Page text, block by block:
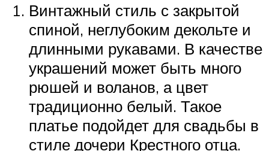
Винтажный стиль с закрытой
спиной, неглубоким декольте и
длинными рукавами. В качестве
украшений может быть много
рюшей и воланов, а цвет
традиционно белый. Такое
платье подойдет для свадьбы в
стиле дочери Крестного отца.